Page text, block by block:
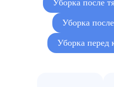
Клининг после покойника
Уборка после
Уборка
Уборка перед